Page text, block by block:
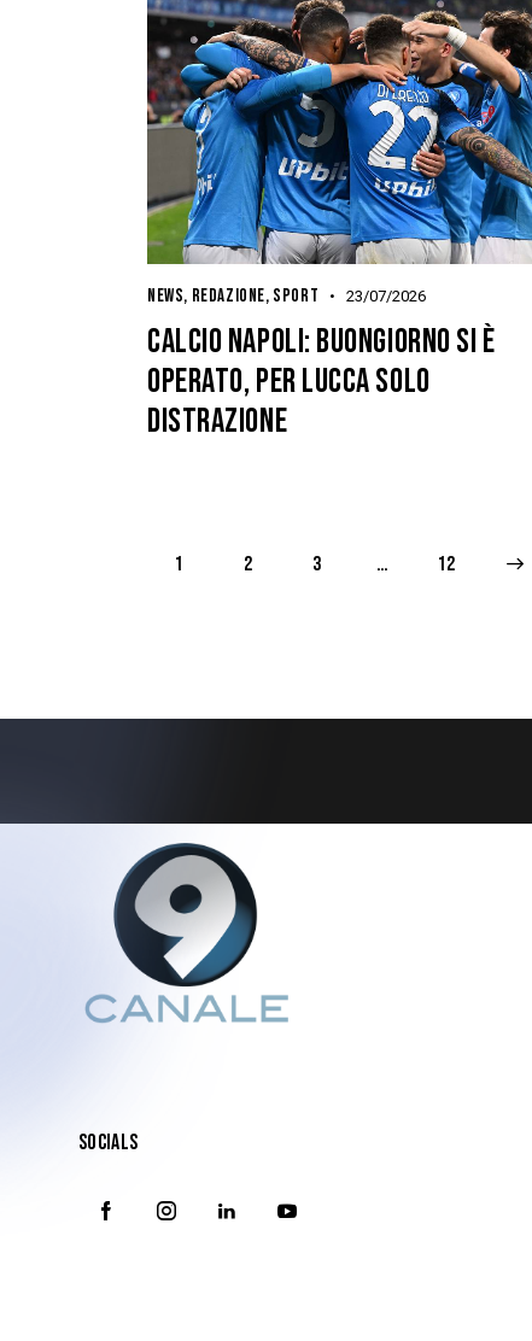
NEWS, REDAZIONE, SPORT 23/07/2026
CALCIO NAPOLI: BUONGIORNO SI È
OPERATO, PER LUCCA SOLO
DISTRAZIONE
1 2 3 … 12
SOCIALS